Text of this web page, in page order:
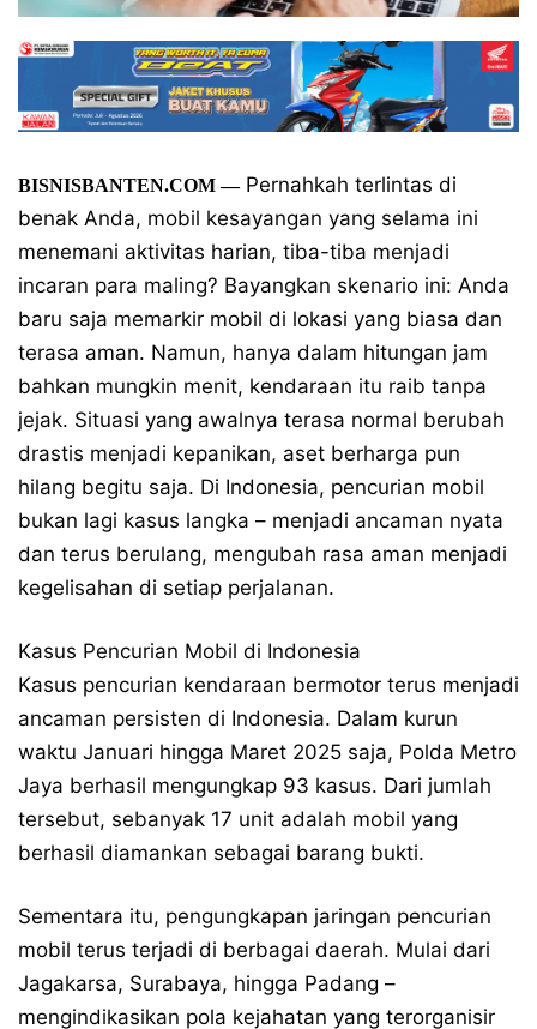
BISNISBANTEN.COM —Pernahkah terlintas di
benak Anda, mobil kesayangan yang selama ini
menemani aktivitas harian, tiba-tiba menjadi
incaran para maling? Bayangkan skenario ini: Anda
baru saja memarkir mobil di lokasi yang biasa dan
terasa aman. Namun, hanya dalam hitungan jam
bahkan mungkin menit, kendaraan itu raib tanpa
jejak. Situasi yang awalnya terasa normal berubah
drastis menjadi kepanikan, aset berharga pun
hilang begitu saja. Di Indonesia, pencurian mobil
bukan lagi kasus langka – menjadi ancaman nyata
dan terus berulang, mengubah rasa aman menjadi
kegelisahan di setiap perjalanan.
Kasus Pencurian Mobil di Indonesia
Kasus pencurian kendaraan bermotor terus menjadi
ancaman persisten di Indonesia. Dalam kurun
waktu Januari hingga Maret 2025 saja, Polda Metro
Jaya berhasil mengungkap 93 kasus. Dari jumlah
tersebut, sebanyak 17 unit adalah mobil yang
berhasil diamankan sebagai barang bukti.
Sementara itu, pengungkapan jaringan pencurian
mobil terus terjadi di berbagai daerah. Mulai dari
Jagakarsa, Surabaya, hingga Padang –
mengindikasikan pola kejahatan yang terorganisir